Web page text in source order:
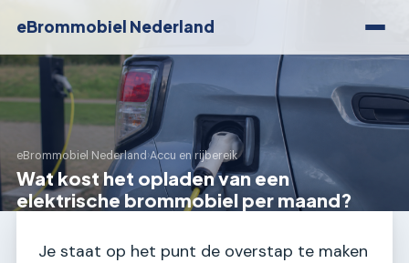
eBrommobiel Nederland
eBrommobiel Nederland›Accu en rijbereik
Wat kost het opladen van een
elektrische brommobiel per maand?
Je staat op het punt de overstap te maken